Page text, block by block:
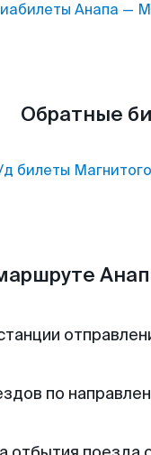
Анапа —
Обратные
билеты
по